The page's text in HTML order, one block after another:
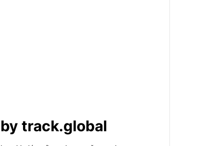
track.global